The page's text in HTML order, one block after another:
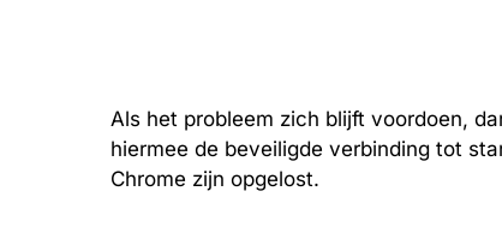
Als het probleem zich blijft voordoen,
hiermee de beveiligde verbinding tot
Chrome zijn opgelost.